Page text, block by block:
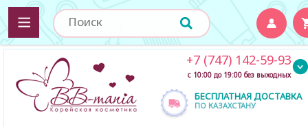
БЕСПЛАТНАЯ ДОСТАВКА
ПО КАЗАХСТАНУ
+7 (747) 142-59-93
с 10:00 до 19:00 без выходных